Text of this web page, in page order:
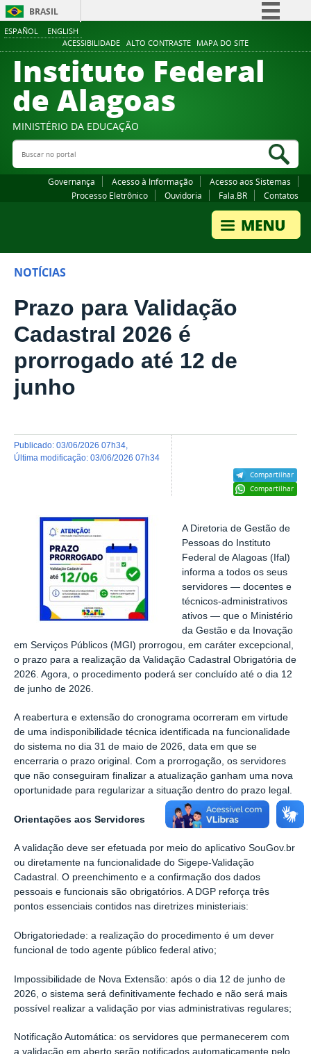
ESPAÑOL ENGLISH
ACESSIBILIDADE ALTO CONTRASTE MAPA DO SITE
BRASIL
Comunica BR
Participe
Canais
Instituto Federal
de Alagoas
MINISTÉRIO DA EDUCAÇÃO
Buscar no portal
Governança Acesso à Informação
Acesso aos Sistemas
Processo Eletrônico
Ouvidoria Fala.BR Contatos
NOTÍCIAS
Prazo para Validação
Cadastral 2026 é
prorrogado até 12 de
junho
Compartilhar
Compartilhar
publicado: 03/06/2026 07h34
última modificação: 03/06/2026 07h34
A Diretoria de Gestão de
Pessoas do Instituto
Federal de Alagoas (Ifal)
informa a todos os seus
servidores — docentes e
técnicos-administrativos
ativos — que o Ministério
da Gestão e da Inovação
em Serviços Públicos (MGI) prorrogou, em caráter excepcional,
o prazo para a realização da Validação Cadastral Obrigatória de
2026. Agora, o procedimento poderá ser concluído até o dia 12
de junho de 2026.
A reabertura e extensão do cronograma ocorreram em virtude
de uma indisponibilidade técnica identificada na funcionalidade
do sistema no dia 31 de maio de 2026, data em que se
encerraria o prazo original. Com a prorrogação, os servidores
que não conseguiram finalizar a atualização ganham uma nova
oportunidade para regularizar a situação dentro do prazo legal.
Orientações aos Servidores
A validação deve ser efetuada por meio do aplicativo SouGov.br
ou diretamente na funcionalidade do Sigepe-Validação
Cadastral. O preenchimento e a confirmação dos dados
pessoais e funcionais são obrigatórios. A DGP reforça três
pontos essenciais contidos nas diretrizes ministeriais:
Obrigatoriedade: a realização do procedimento é um dever
funcional de todo agente público federal ativo;
Impossibilidade de Nova Extensão: após o dia 12 de junho de
2026, o sistema será definitivamente fechado e não será mais
possível realizar a validação por vias administrativas regulares;
Notificação Automática: os servidores que permanecerem com
a validação em aberto serão notificados automaticamente pelo